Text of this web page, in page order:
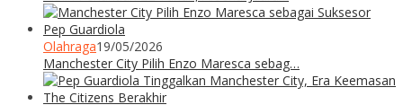
Olahraga19/05/2026
Manchester City Pilih Enzo Maresca sebag…